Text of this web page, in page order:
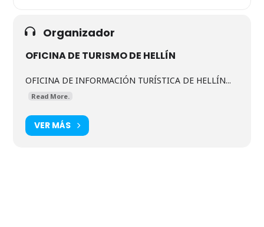
Organizador
OFICINA DE TURISMO DE HELLÍN
OFICINA DE INFORMACIÓN TURÍSTICA DE HELLÍN...
Read More.
VER MÁS